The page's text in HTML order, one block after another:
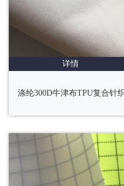
详情
涤纶300D牛津布TPU复合针